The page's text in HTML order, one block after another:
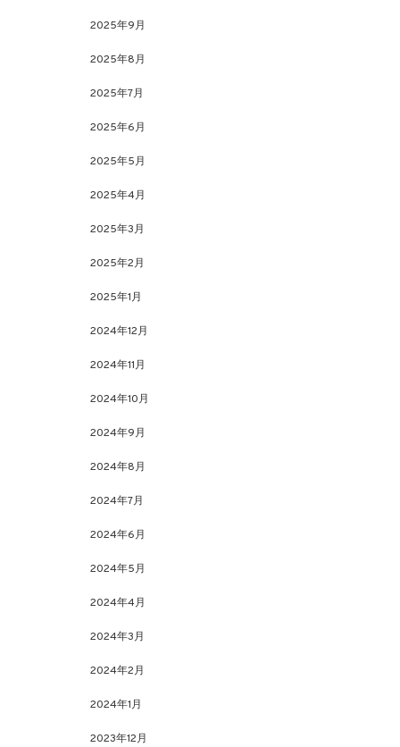
2025年9月
2025年8月
2025年7月
2025年6月
2025年5月
2025年4月
2025年3月
2025年2月
2025年1月
2024年12月
2024年11月
2024年10月
2024年9月
2024年8月
2024年7月
2024年6月
2024年5月
2024年4月
2024年3月
2024年2月
2024年1月
2023年12月